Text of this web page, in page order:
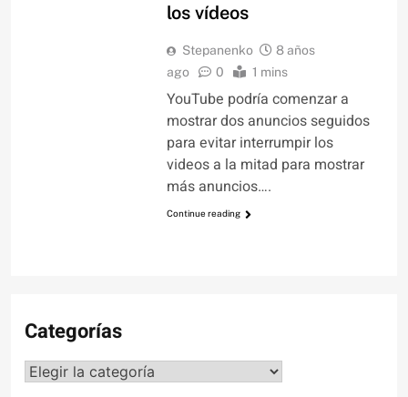
los vídeos
Stepanenko
8 años
ago
0 1 mins
YouTube podría comenzar a
mostrar dos anuncios seguidos
para evitar interrumpir los
videos a la mitad para mostrar
más anuncios….
Continue reading
Categorías
Categorías